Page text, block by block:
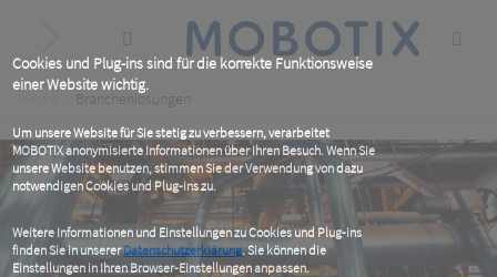
Cookies und Plug-ins sind für die korrekte Funktionsweise
einer Website wichtig.
Um unsere Website für Sie stetig zu verbessern, verarbeitet
MOBOTIX anonymisierte Informationen über Ihren Besuch. Wenn Sie
unsere Website benutzen, stimmen Sie der Verwendung von dazu
notwendigen Cookies und Plug-ins zu.
Weitere Informationen und Einstellungen zu Cookies und Plug-ins
finden Sie in unsererDatenschutzerklärung. Sie können die
Einstellungen in Ihren Browser-Einstellungen anpassen.
content
Breadcrumb
Branchenlösungen